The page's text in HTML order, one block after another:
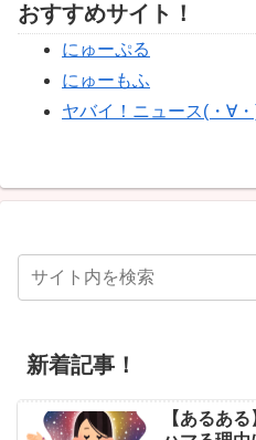
おすすめサイト！
にゅーぷる
にゅーもふ
ヤバイ！ニュース(・∀
新着記事！
【あるあ